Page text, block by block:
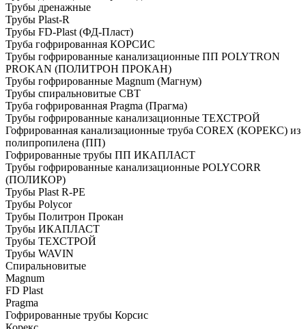
Трубы дренажные
Трубы Plast-R
Трубы FD-Plast (ФД-Пласт)
Труба гофрированная КОРСИС
Трубы гофрированные канализационные ПП POLYTRON
PROKAN (ПОЛИТРОН ПРОКАН)
Трубы гофрированные Magnum (Магнум)
Трубы спиральновитые СВТ
Труба гофрированная Pragma (Прагма)
Трубы гофрированные канализационные ТЕХСТРОЙ
Гофрированная канализационные труба COREX (КОРЕКС) из
полипропилена (ПП)
Гофрированные трубы ПП ИКАПЛАСТ
Трубы гофрированные канализационные POLYCORR
(ПОЛИКОР)
Трубы Plast R-PE
Трубы Polycor
Трубы Политрон Прокан
Трубы ИКАПЛАСТ
Трубы ТЕХСТРОЙ
Трубы WAVIN
Спиральновитые
Magnum
FD Plast
Pragma
Гофрированные трубы Корсис